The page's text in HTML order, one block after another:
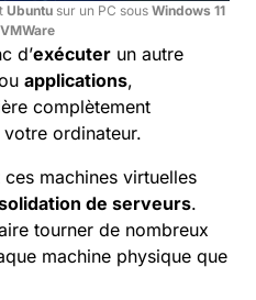
Ubuntu sur un PC sous Windows 11
VMWare
d’exécuter un autre
applications,
complètement
ordinateur.
machines virtuelles
de serveurs.
tourner de nombreux
machine physique que